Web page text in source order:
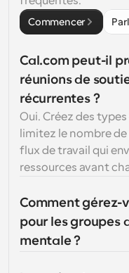
Commencer
Cal.com peut-il
réunions de
récurrentes ?
Oui. Créez des
limitez le nombre
flux de travail qui
ressources avant
Comment gérez-
pour les groupes
mentale ?